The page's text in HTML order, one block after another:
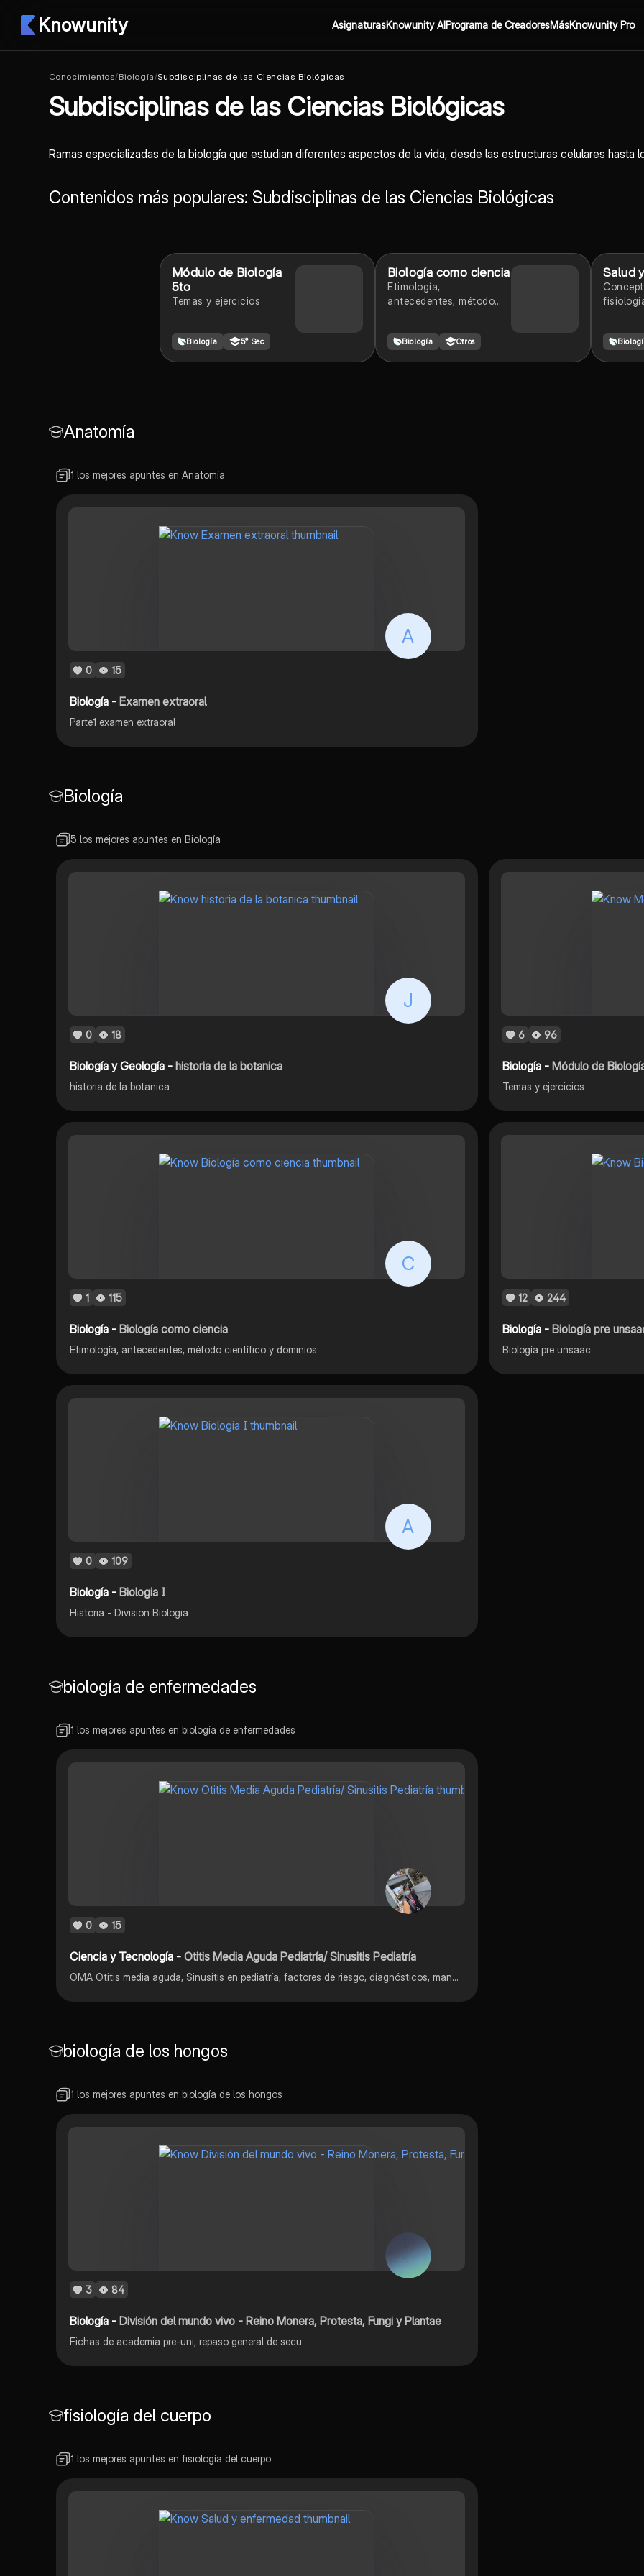
Knowunity AsignaturasKnowunity AIPrograma de CreadoresMásKnowunity Pro
Conocimientos/Biología/Subdisciplinas de las Ciencias Biológicas
Subdisciplinas de las Ciencias Biológicas
Ramas especializadas de la biología que estudian diferentes aspectos de la vida, desde las estructuras celulares hasta
Contenidos más populares: Subdisciplinas de las Ciencias Biológicas
Módulo de Biología
5to
Temas y ejercicios
Biología 5° Sec
Biología como ciencia
Etimología,
antecedentes, método
Biología Otros
Salud
Anatomía
1 los mejores apuntes en Anatomía
A
0 15
Biología -Examen extraoral
Parte1 examen extraoral
Biología
5 los mejores apuntes en Biología
J
0 18
Biología y Geología -historia de la botanica
historia de la botanica
6 96
Biología - Módulo de
Temas y ejercicios
C
1 115
Biología -Biología como ciencia
Etimología, antecedentes, método científico y dominios
12 244
Biología - Biología pre
Biología pre unsaac
A
0 109
Biología -Biologia I
Historia - Division Biologia
biología de enfermedades
1 los mejores apuntes en biología de enfermedades
0 15
Ciencia y Tecnología -Otitis Media Aguda Pediatría/ Sinusitis Pediatría
OMA Otitis media aguda, Sinusitis en pediatría, factores de riesgo, diagnósticos, manejo, tratamiento
biología de los hongos
1 los mejores apuntes en biología de los hongos
3 84
Biología -División del mundo vivo - Reino Monera, Protesta, Fungi y Plantae
Fichas de academia pre-uni, repaso general de secu
fisiología del cuerpo
1 los mejores apuntes en fisiología del cuerpo